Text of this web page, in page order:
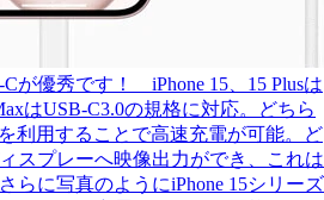
Cが優秀です！ iPhone 15、15 Plusは
はUSB-C3.0の規格に対応。どちら
利用することで高速充電が可能。ど
スプレーへ映像出力ができ、これは
らに写真のようにiPhone 15シリーズ